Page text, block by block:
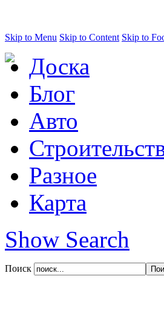
Skip to Menu Skip to Content Skip to
Доска
Блог
Авто
Разное
Карта
Show Search
Поиск